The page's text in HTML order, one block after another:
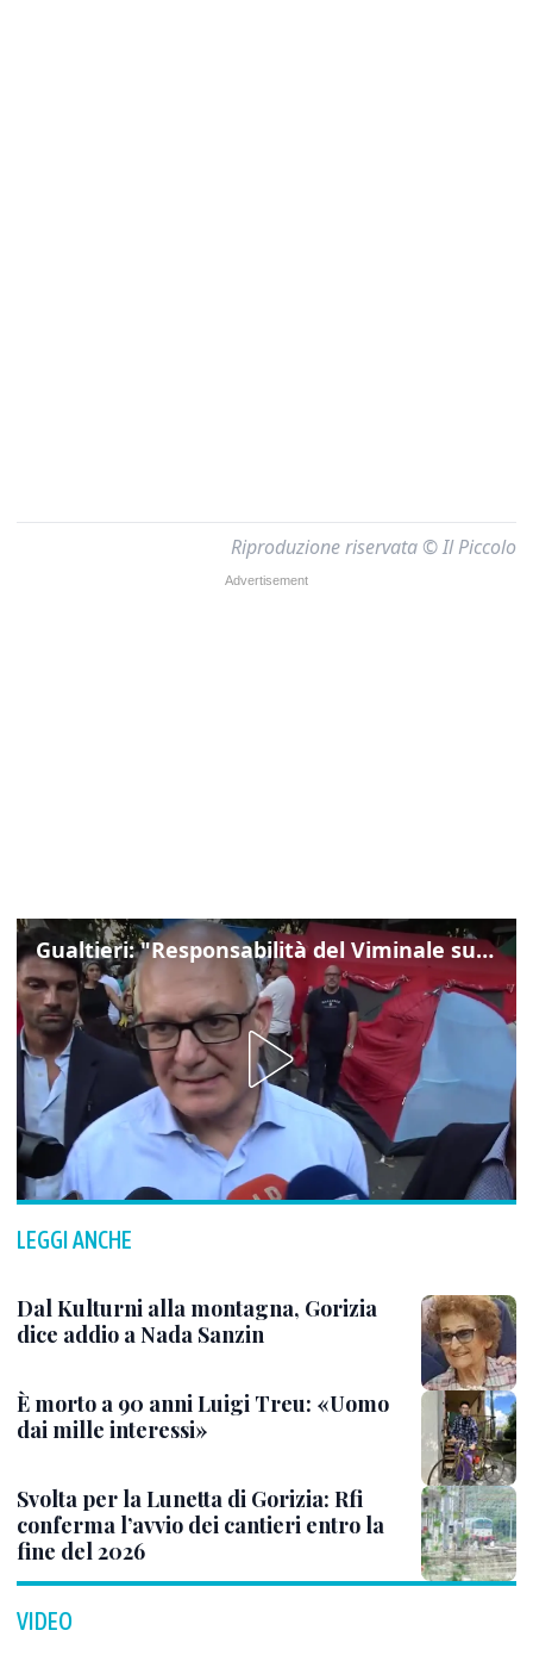
Riproduzione riservata © Il Piccolo
Gualtieri: "Responsabilità del Viminale su Spin Time? La posizione dei partiti è nota"
LEGGI ANCHE
Dal Kulturni alla montagna, Gorizia
dice addio a Nada Sanzin
È morto a 90 anni Luigi Treu: «Uomo
dai mille interessi»
Svolta per la Lunetta di Gorizia: Rfi
conferma l’avvio dei cantieri entro la
fine del 2026
VIDEO